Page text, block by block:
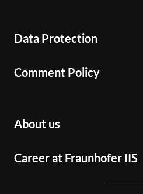
Data Protection
Comment Policy
About us
Career at Fraunhofer IIS